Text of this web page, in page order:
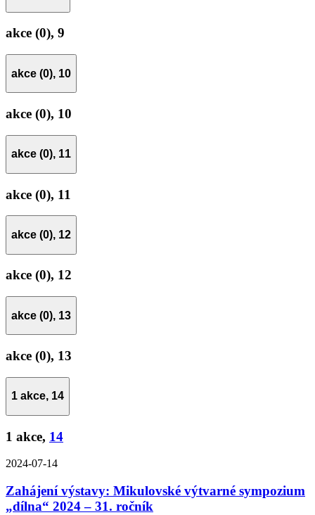
akce (0), 9
akce (0), 10
akce (0), 10
akce (0), 11
akce (0), 11
akce (0), 12
akce (0), 12
akce (0), 13
akce (0), 13
1 akce, 14
1 akce, 14
2024-07-14
Zahájení výstavy: Mikulovské výtvarné sympozium
„dílna“ 2024 – 31. ročník